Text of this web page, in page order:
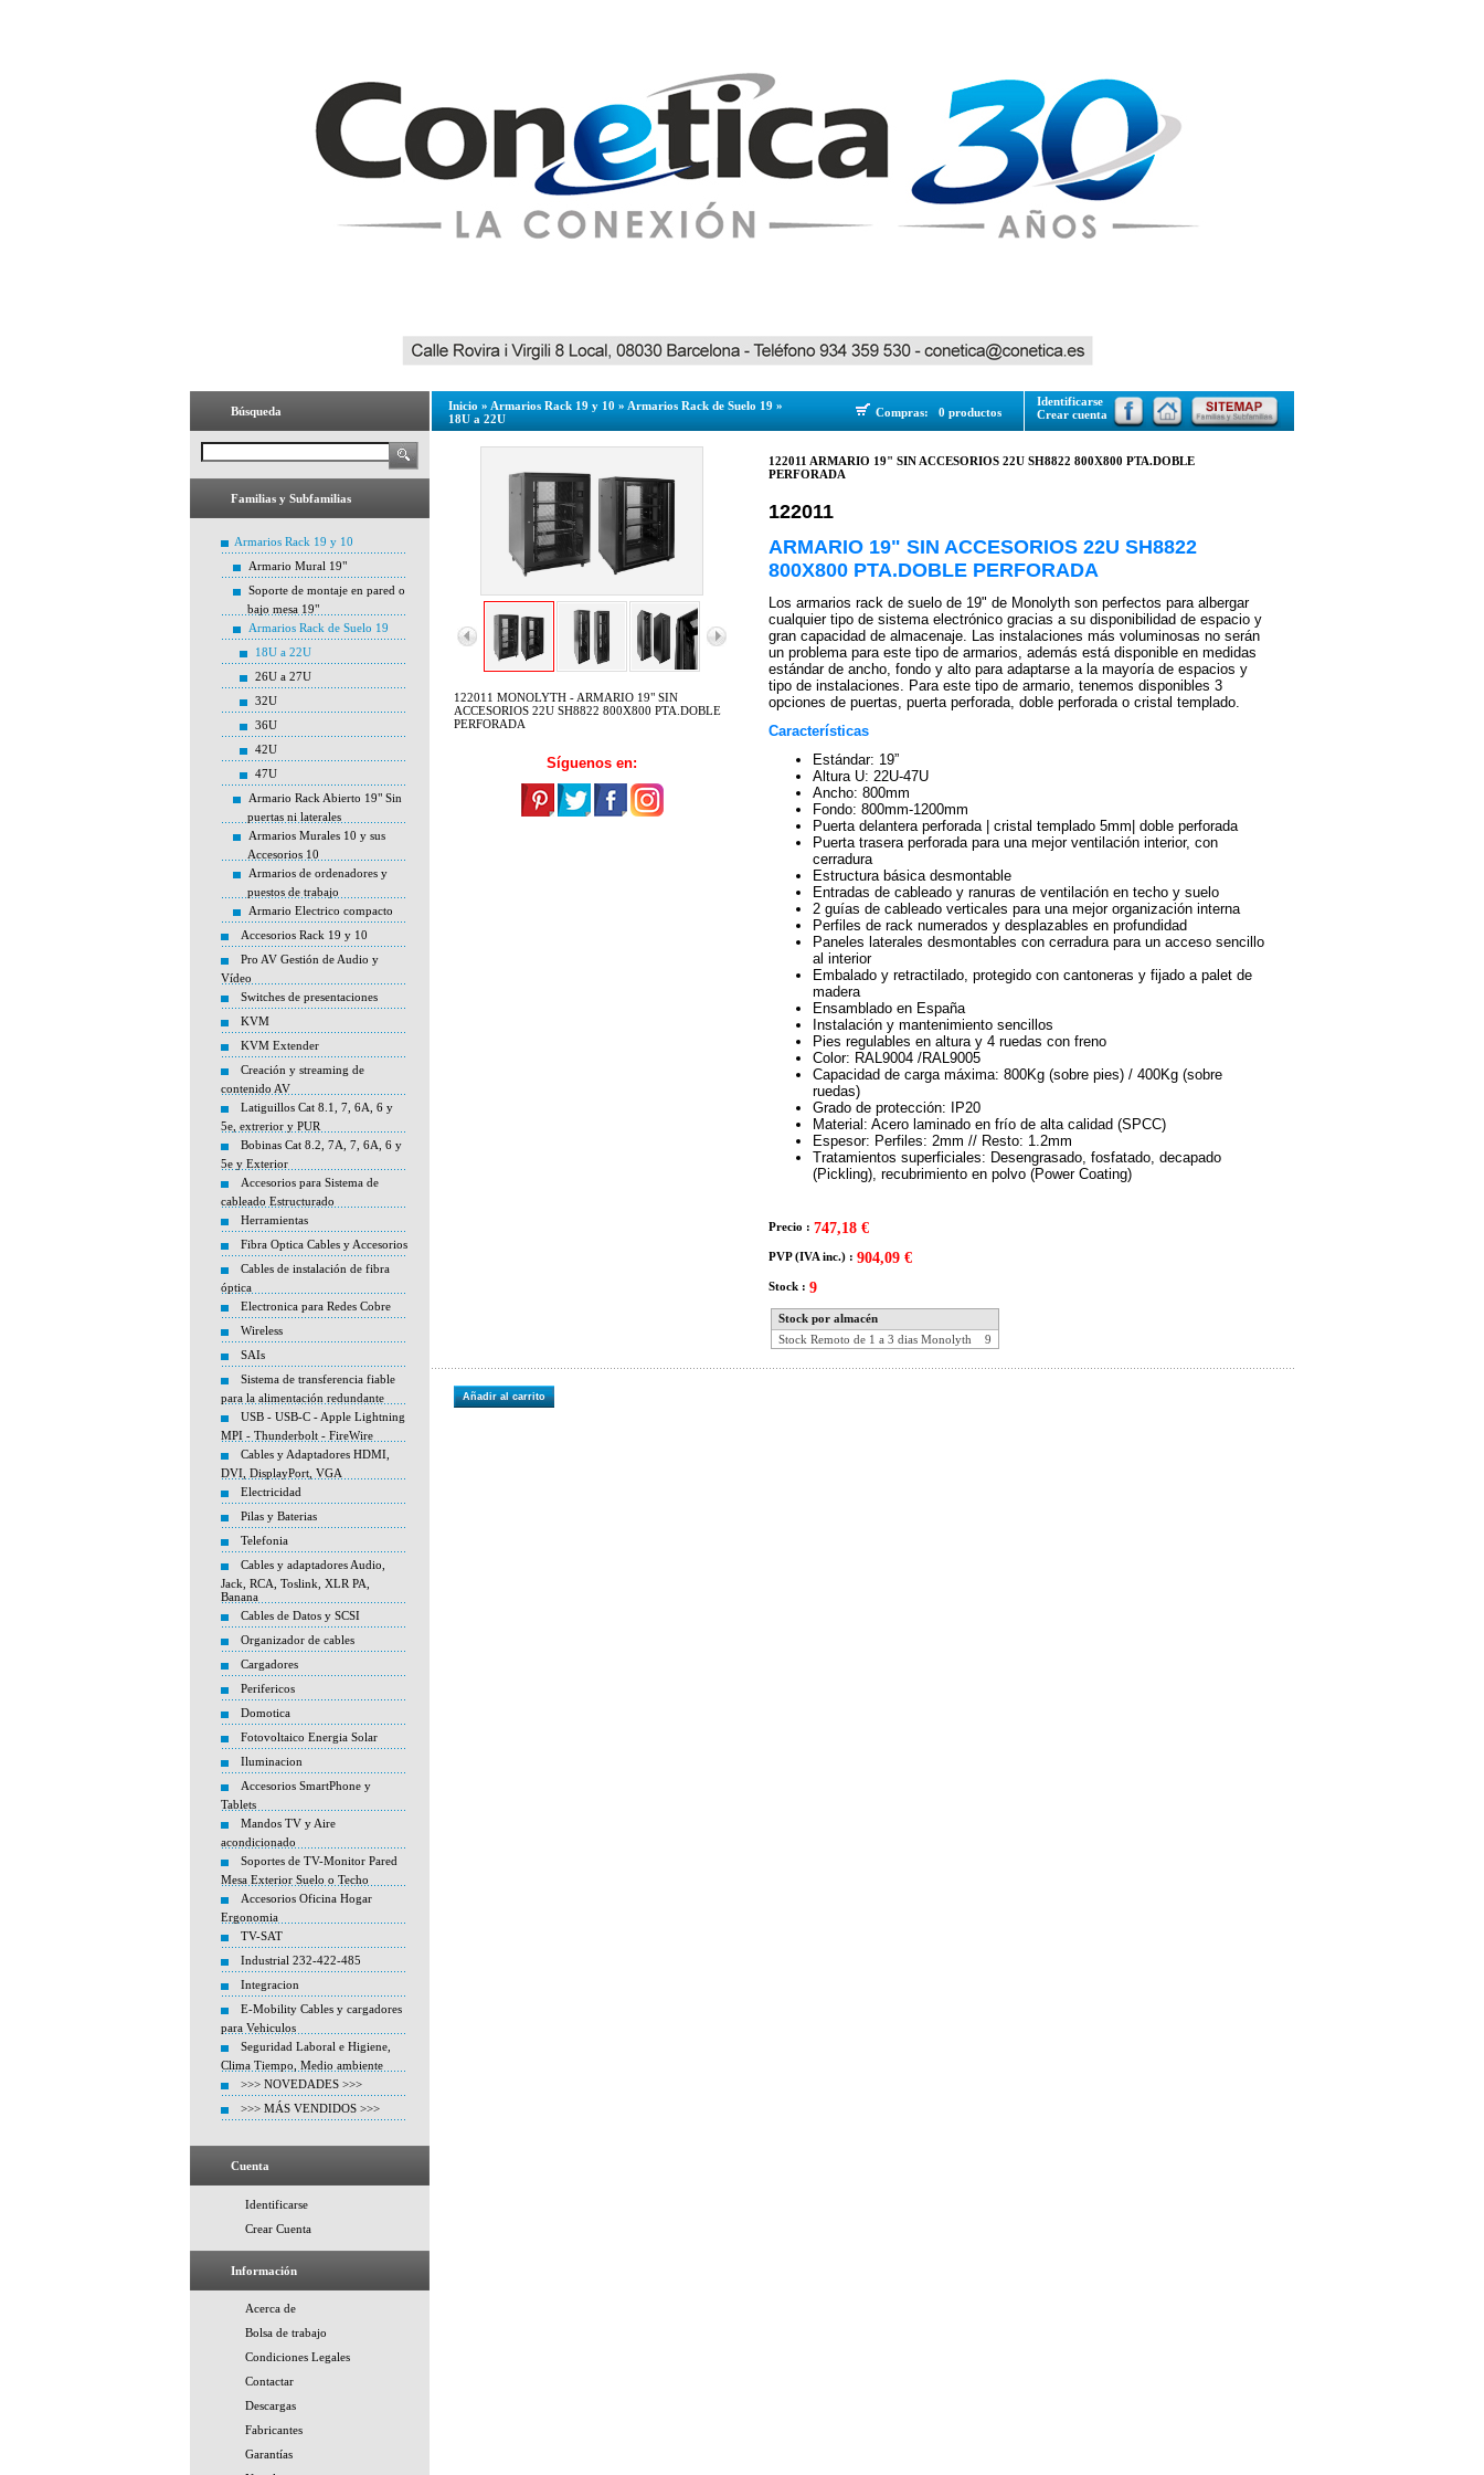
Búsqueda
Familias y Subfamilias
Armarios Rack 19 y 10
Armario Mural 19"
Soporte de montaje en pared o
bajo mesa 19"
Armarios Rack de Suelo 19
18U a 22U
26U a 27U
32U
36U
42U
47U
Armario Rack Abierto 19" Sin
puertas ni laterales
Armarios Murales 10 y sus
Accesorios 10
Armarios de ordenadores y
puestos de trabajo
Armario Electrico compacto
Accesorios Rack 19 y 10
Pro AV Gestión de Audio y
Vídeo
Switches de presentaciones
KVM
KVM Extender
Creación y streaming de
contenido AV
Latiguillos Cat 8.1, 7, 6A, 6 y
5e, extrerior y PUR
Bobinas Cat 8.2, 7A, 7, 6A, 6 y
5e y Exterior
Accesorios para Sistema de
cableado Estructurado
Herramientas
Fibra Optica Cables y Accesorios
Cables de instalación de fibra
óptica
Electronica para Redes Cobre
Wireless
SAIs
Sistema de transferencia fiable
para la alimentación redundante
USB - USB-C - Apple Lightning
MPI - Thunderbolt - FireWire
Cables y Adaptadores HDMI,
DVI, DisplayPort, VGA
Electricidad
Pilas y Baterias
Telefonia
Cables y adaptadores Audio,
Jack, RCA, Toslink, XLR PA,
Banana
Cables de Datos y SCSI
Organizador de cables
Cargadores
Perifericos
Domotica
Fotovoltaico Energia Solar
Iluminacion
Accesorios SmartPhone y
Tablets
Mandos TV y Aire
acondicionado
Soportes de TV-Monitor Pared
Mesa Exterior Suelo o Techo
Accesorios Oficina Hogar
Ergonomia
TV-SAT
Industrial 232-422-485
Integracion
E-Mobility Cables y cargadores
para Vehiculos
Seguridad Laboral e Higiene,
Clima Tiempo, Medio ambiente
>>> NOVEDADES >>>
>>> MÁS VENDIDOS >>>
Cuenta
Identificarse
Crear Cuenta
Información
Acerca de
Bolsa de trabajo
Condiciones Legales
Contactar
Descargas
Fabricantes
Garantías
Inicio » Armarios Rack 19 y 10 » Armarios Rack de Suelo 19 »
18U a 22U
Compras: 0 productos
Identificarse
Crear cuenta
122011 MONOLYTH - ARMARIO 19" SIN
ACCESORIOS 22U SH8822 800X800 PTA.DOBLE
PERFORADA
Síguenos en:
122011 ARMARIO 19" SIN ACCESORIOS 22U SH8822 800X800 PTA.DOBLE
PERFORADA
122011
ARMARIO 19" SIN ACCESORIOS 22U SH8822
800X800 PTA.DOBLE PERFORADA
Los armarios rack de suelo de 19" de Monolyth son perfectos para albergar
cualquier tipo de sistema electrónico gracias a su disponibilidad de espacio y
gran capacidad de almacenaje. Las instalaciones más voluminosas no serán
un problema para este tipo de armarios, además está disponible en medidas
estándar de ancho, fondo y alto para adaptarse a la mayoría de espacios y
tipo de instalaciones. Para este tipo de armario, tenemos disponibles 3
opciones de puertas, puerta perforada, doble perforada o cristal templado.
Características
Estándar: 19”
Altura U: 22U-47U
Ancho: 800mm
Fondo: 800mm-1200mm
Puerta delantera perforada | cristal templado 5mm| doble perforada
Puerta trasera perforada para una mejor ventilación interior, con
cerradura
Estructura básica desmontable
Entradas de cableado y ranuras de ventilación en techo y suelo
2 guías de cableado verticales para una mejor organización interna
Perfiles de rack numerados y desplazables en profundidad
Paneles laterales desmontables con cerradura para un acceso sencillo
al interior
Embalado y retractilado, protegido con cantoneras y fijado a palet de
madera
Ensamblado en España
Instalación y mantenimiento sencillos
Pies regulables en altura y 4 ruedas con freno
Color: RAL9004 /RAL9005
Capacidad de carga máxima: 800Kg (sobre pies) / 400Kg (sobre
ruedas)
Grado de protección: IP20
Material: Acero laminado en frío de alta calidad (SPCC)
Espesor: Perfiles: 2mm // Resto: 1.2mm
Tratamientos superficiales: Desengrasado, fosfatado, decapado
(Pickling), recubrimiento en polvo (Power Coating)
Precio : 747,18 €
PVP (IVA inc.) : 904,09 €
Stock : 9
Stock por almacén
Stock Remoto de 1 a 3 dias Monolyth
9
Añadir al carrito